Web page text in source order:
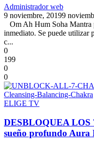
Administrador web
9 noviembre, 20199
Om Ah Hum Soha Mantra
inmediato. Se puede utilizar
c...
0
199
0
0
ELIGE TV
DESBLOQUEA LOS
sueño profundo